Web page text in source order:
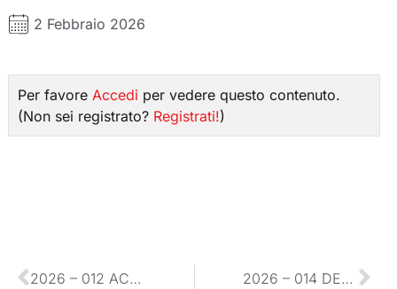
2 Febbraio 2026
Per favore Accedi per vedere questo contenuto.
(Non sei registrato? Registrati!)
2026 – 012 ACCREDITI CINEEUROPE BARCELLONA 2026 – GRUPPO ANEC 2026 – 014 DECRETO DIRETTORIALE CONTRIBUTI ESSAI 2024 – RIPUBBLICAZIONE